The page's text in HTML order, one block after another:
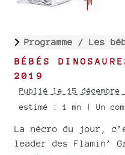
Programme / Les
BÉBÉS
2019
Publié le 15 décembre
estimé : 1 mn | Un
La nécro du jour,
leader des Flamin’